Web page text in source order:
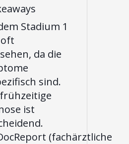
Stadium 1
da die
sind.
ist
(fachärztliche